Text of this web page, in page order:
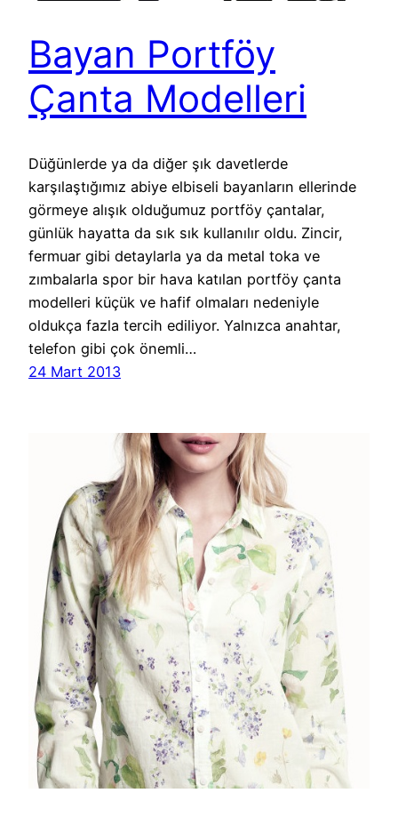
Bayan Portföy
Çanta Modelleri
Düğünlerde ya da diğer şık davetlerde
karşılaştığımız abiye elbiseli bayanların ellerinde
görmeye alışık olduğumuz portföy çantalar,
günlük hayatta da sık sık kullanılır oldu. Zincir,
fermuar gibi detaylarla ya da metal toka ve
zımbalarla spor bir hava katılan portföy çanta
modelleri küçük ve hafif olmaları nedeniyle
oldukça fazla tercih ediliyor. Yalnızca anahtar,
telefon gibi çok önemli…
24 Mart 2013